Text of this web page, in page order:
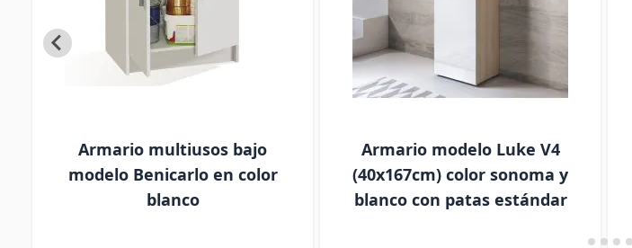
Armario multiusos bajo
modelo Benicarlo en color
blanco
Armario modelo Luke V4
(40x167cm) color sonoma y
blanco con patas estándar